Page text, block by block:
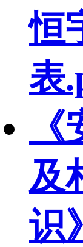
恒
表
及
识